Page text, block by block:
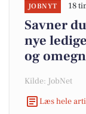
JOBNYT 18
Savner
nye
og omegn
Kilde: JobNet
Læs hele